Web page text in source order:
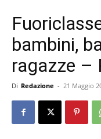
bambini,
ragazze –
Di Redazione - 21 Maggio